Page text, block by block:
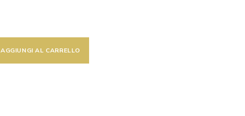
AGGIUNGI AL CARRELLO